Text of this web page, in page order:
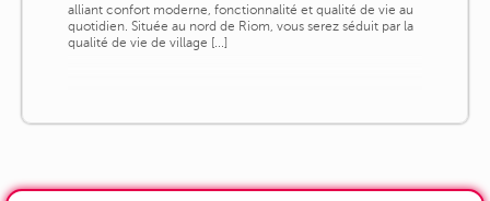
alliant confort moderne, fonctionnalité et qualité de vie au
quotidien. Située au nord de Riom, vous serez séduit par la
qualité de vie de village [...]